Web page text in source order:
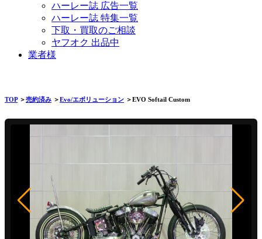
ハーレー誌 広告一覧
ハーレー誌 特集一覧
下取・買取のご相談
ヤフオク 出品中
業者様
TOP＞売約済み ＞Evo/エボリューション ＞EVO Softail Custom